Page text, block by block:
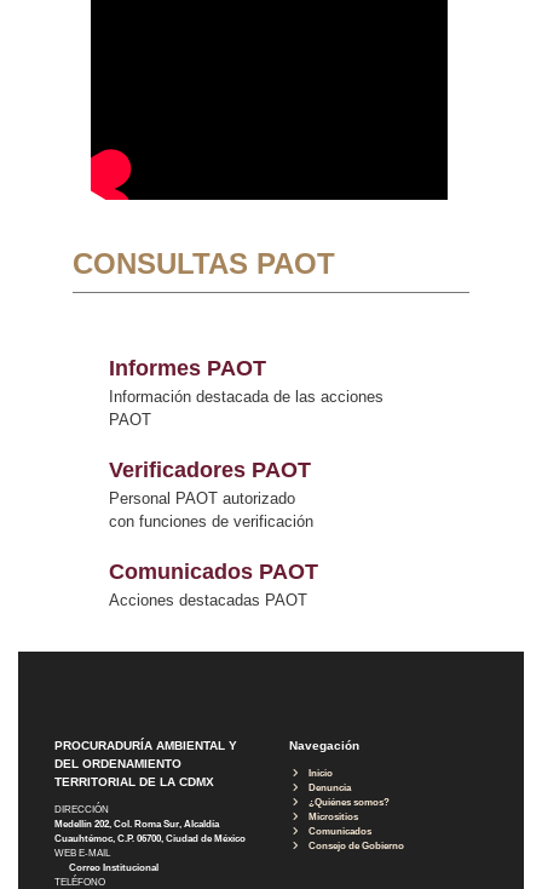
CONSULTAS PAOT
Informes PAOT
Información destacada de las acciones
PAOT
Verificadores PAOT
Personal PAOT autorizado
con funciones de verificación
Comunicados PAOT
Acciones destacadas PAOT
PROCURADURÍA AMBIENTAL Y
DEL ORDENAMIENTO
TERRITORIAL DE LA CDMX
DIRECCIÓN
Medellín 202, Col. Roma Sur, Alcaldía
Cuauhtémoc, C.P. 06700, Ciudad de México
WEB E-MAIL
Correo Institucional
TELÉFONO
Navegación
Inicio
Denuncia
¿Quiénes somos?
Micrositios
Comunicados
Consejo de Gobierno